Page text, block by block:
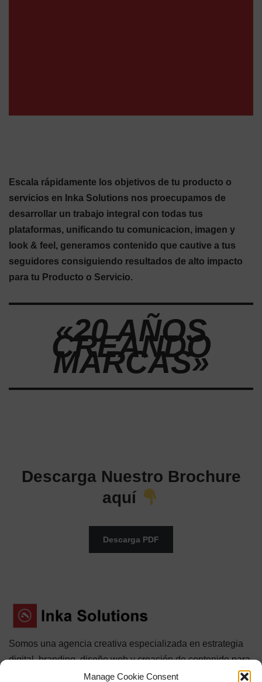
Manage Cookie Consent
Escala rápidamente los objetivos de tu producto o
servicios en Inka Solutions nos proecupamos de
desarrollar un trabajo integral con todas tus
plataformas, unificando tu comunicacion, imagen y
look & feel, generamos contenido que cautive a tus
seguidores consiguiendo resultados de alto impacto
para tu Producto o Servicio.
«20 AÑOS
CREANDO
MARCAS»
Descarga Nuestro Brochure
aquí
Descarga PDF
Somos una agencia creativa especializada en estrategia
digital, branding, diseño web y creación de contenido para